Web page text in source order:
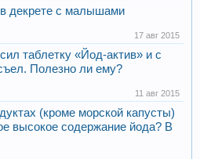
декрете с малышами
17 авг 2015
таблетку «Йод-актив» и с
Полезно ли ему?
11 авг 2015
(кроме морской капусты)
высокое содержание йода? В